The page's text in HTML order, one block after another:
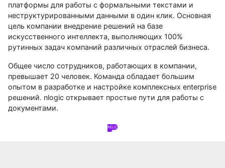
платформы для работы с формальными текстами и
неструктурированными данными в один клик. Основная
цель компании внедрение решений на базе
искусственного интеллекта, выполняющих 100%
рутинных задач компаний различных отраслей бизнеса.
Общее число сотрудников, работающих в компании,
превышает 20 человек. Команда обладает большим
опытом в разработке и настройке комплексных enterprise
решений. nlogic открывает простые пути для работы с
документами.